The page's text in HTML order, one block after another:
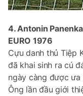
4. Antonin
EURO 1976
Cựu danh thủ Tiệp
đã khai sinh ra cú
ngày càng được ưa
Ông lần đầu giới